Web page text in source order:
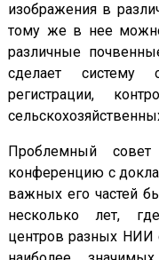
изображения в
тому же в нее
различные
сделает систему
регистрации,
Проблемный
конференцию с
важных его частей
несколько лет,
центров разных НИИ